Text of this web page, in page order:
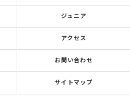
ジュニア
アクセス
お問い合わせ
サイトマップ